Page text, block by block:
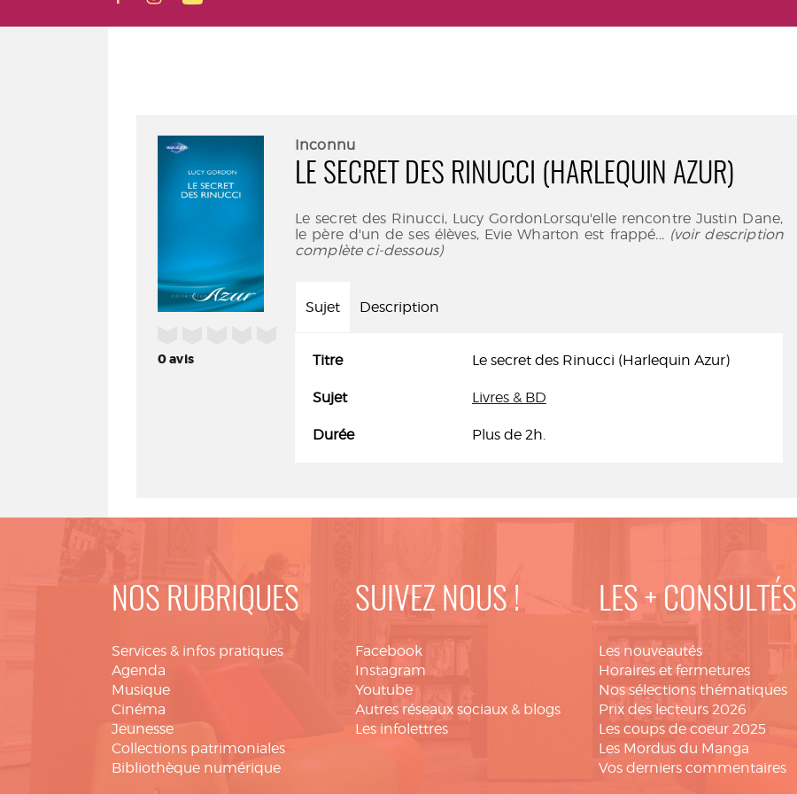
0avis
Inconnu
LE SECRET DES RINUCCI (HARLEQUIN AZUR)
Le secret des Rinucci, Lucy GordonLorsqu'elle rencontre Justin Dane,
le père d'un de ses élèves, Evie Wharton est frappé... (voir description
complète ci-dessous)
Sujet Description
Titre Le secret des Rinucci (Harlequin Azur)
Sujet Livres & BD
Durée Plus de 2h.
NOS RUBRIQUES
Services & infos pratiques
Agenda
Musique
Cinéma
Jeunesse
Collections patrimoniales
Bibliothèque numérique
SUIVEZ NOUS !
Facebook
Instagram
Youtube
Autres réseaux sociaux & blogs
Les infolettres
LES + CONSULTÉS
Les nouveautés
Horaires et fermetures
Nos sélections thématiques
Prix des lecteurs 2026
Les coups de coeur 2025
Les Mordus du Manga
Vos derniers commentaires